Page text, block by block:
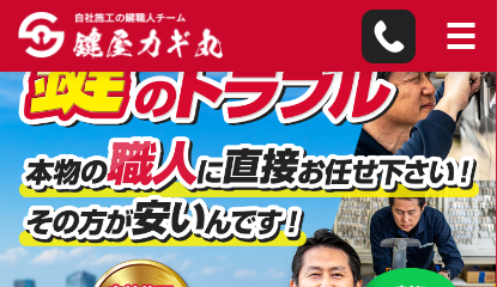
岡崎市の鍵屋